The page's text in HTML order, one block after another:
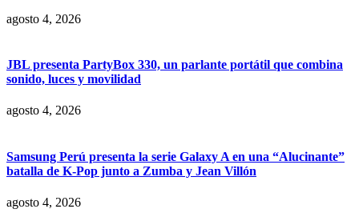
agosto 4, 2026
JBL presenta PartyBox 330, un parlante portátil que combina
sonido, luces y movilidad
agosto 4, 2026
Samsung Perú presenta la serie Galaxy A en una “Alucinante”
batalla de K-Pop junto a Zumba y Jean Villón
agosto 4, 2026